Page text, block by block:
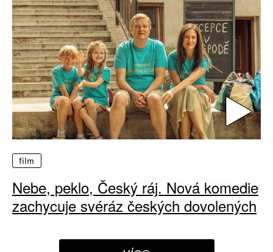
film
Nebe, peklo, Český ráj. Nová komedie
zachycuje svéráz českých dovolených